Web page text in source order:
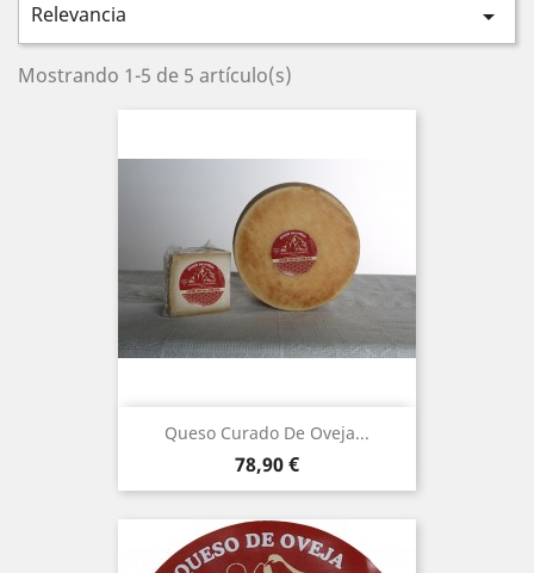
Relevancia 
Mostrando 1-5 de 5 artículo(s)
Queso Curado De Oveja...
Precio
78,90 €